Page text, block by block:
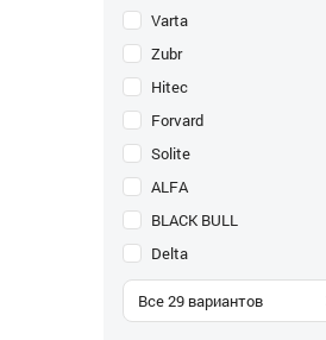
Varta
Zubr
Hitec
Forvard
Solite
ALFA
BLACK BULL
Delta
Все29 вариантов